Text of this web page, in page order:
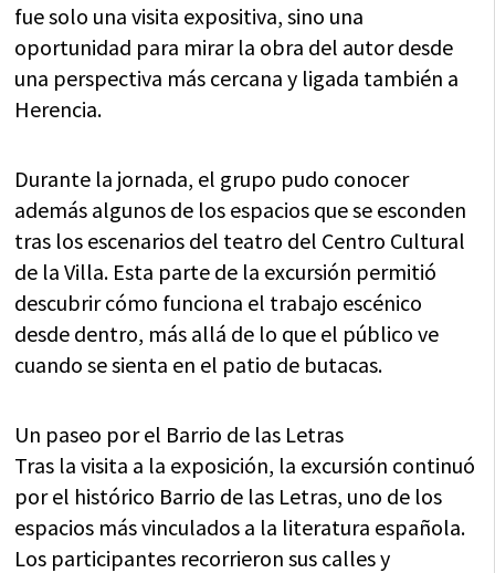
fue solo una visita expositiva, sino una
oportunidad para mirar la obra del autor desde
una perspectiva más cercana y ligada también a
Herencia.
Durante la jornada, el grupo pudo conocer
además algunos de los espacios que se esconden
tras los escenarios del teatro del Centro Cultural
de la Villa. Esta parte de la excursión permitió
descubrir cómo funciona el trabajo escénico
desde dentro, más allá de lo que el público ve
cuando se sienta en el patio de butacas.
Un paseo por el Barrio de las Letras
Tras la visita a la exposición, la excursión continuó
por el histórico Barrio de las Letras, uno de los
espacios más vinculados a la literatura española.
Los participantes recorrieron sus calles y